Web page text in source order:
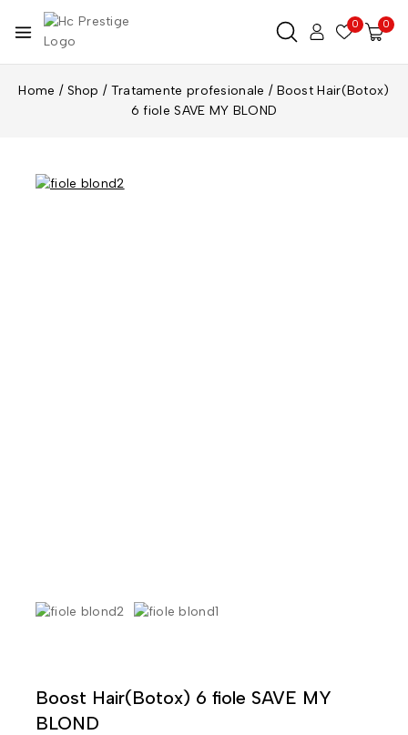
0 0
Home / Shop / Tratamente profesionale / Boost Hair(Botox)
6 fiole SAVE MY BLOND
Boost Hair(Botox) 6 fiole SAVE MY
BLOND